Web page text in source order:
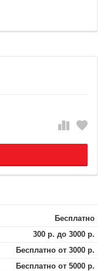
Бесплатно
300 р. до 3000 р.
Бесплатно от 3000 р.
Бесплатно от 5000 р.